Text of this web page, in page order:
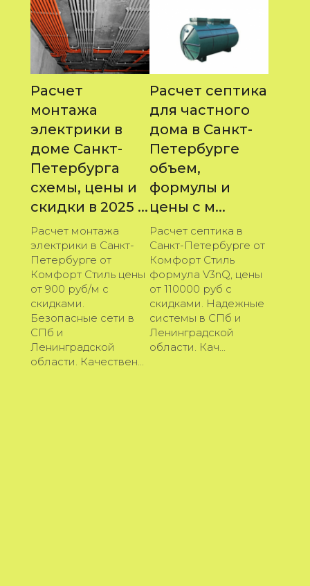
Расчет
монтажа
электрики в
доме Санкт-
Петербурга
схемы, цены и
скидки в 2025 ...
Расчет монтажа
электрики в Санкт-
Петербурге от
Комфорт Стиль цены
от 900 руб/м с
скидками.
Безопасные сети в
СПб и
Ленинградской
области. Качествен...
Расчет септика
для частного
дома в Санкт-
Петербурге
объем,
формулы и
цены с м...
Расчет септика в
Санкт-Петербурге от
Комфорт Стиль
формула V3nQ, цены
от 110000 руб с
скидками. Надежные
системы в СПб и
Ленинградской
области. Кач...